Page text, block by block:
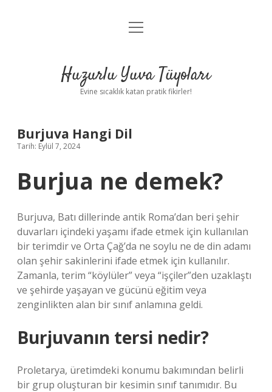
Anasayfa
Yasal Uyarı
menüyü
Huzurlu Yuva Tüyoları
Evine sıcaklık katan pratik fikirler!
Burjuva Hangi Dil
Tarih: Eylül 7, 2024
Burjua ne demek?
Burjuva, Batı dillerinde antik Roma’dan beri şehir
duvarları içindeki yaşamı ifade etmek için kullanılan
bir terimdir ve Orta Çağ’da ne soylu ne de din adamı
olan şehir sakinlerini ifade etmek için kullanılır.
Zamanla, terim “köylüler” veya “işçiler”den uzaklaştı
ve şehirde yaşayan ve gücünü eğitim veya
zenginlikten alan bir sınıf anlamına geldi.
Burjuvanın tersi nedir?
Proletarya, üretimdeki konumu bakımından belirli
bir grup oluşturan bir kesimin sınıf tanımıdır. Bu